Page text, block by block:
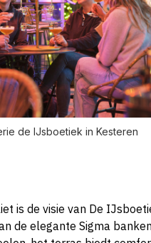
de IJsboetiek in Kesteren
is de visie van De
de elegante Sigma